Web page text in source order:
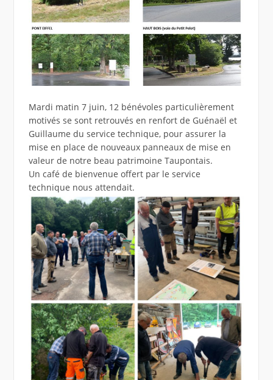
Mardi matin 7 juin, 12 bénévoles particulièrement
motivés se sont retrouvés en renfort de Guénaël et
Guillaume du service technique, pour assurer la
mise en place de nouveaux panneaux de mise en
valeur de notre beau patrimoine Taupontais.
Un café de bienvenue offert par le service
technique nous attendait.